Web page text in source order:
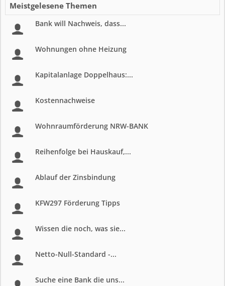
Meistgelesene Themen
Bank will Nachweis, dass...
Wohnungen ohne Heizung
Kapitalanlage Doppelhaus:...
Kostennachweise
Wohnraumförderung NRW-BANK
Reihenfolge bei Hauskauf,...
Ablauf der Zinsbindung
KFW297 Förderung Tipps
Wissen die noch, was sie...
Netto-Null-Standard -...
Suche eine Bank die uns...